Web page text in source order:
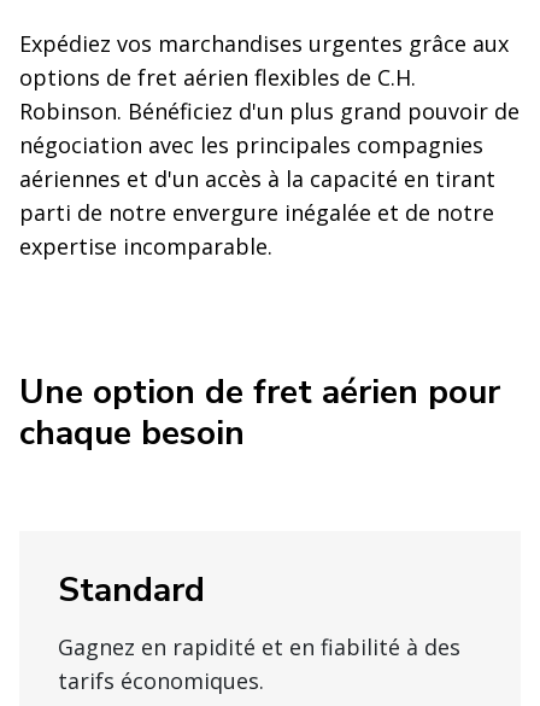
Expédiez vos marchandises urgentes grâce aux
options de fret aérien flexibles de C.H.
Robinson. Bénéficiez d'un plus grand pouvoir de
négociation avec les principales compagnies
aériennes et d'un accès à la capacité en tirant
parti de notre envergure inégalée et de notre
expertise incomparable.
Une option de fret aérien pour
chaque besoin
Standard
Gagnez en rapidité et en fiabilité à des
tarifs économiques.